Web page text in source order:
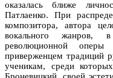
оказалась ближе
Патлаенко. При
композитора, автора
вокального жанров,
революционной оперы
приверженцем традиций
ученикам, среди